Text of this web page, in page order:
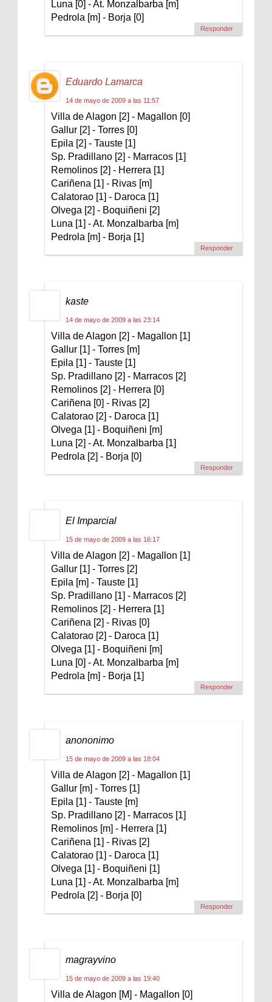
Luna [0] - At. Monzalbarba [m]
Pedrola [m] - Borja [0]
Responder
Eduardo Lamarca
14 de mayo de 2009 a las 11:57
Villa de Alagon [2] - Magallon [0]
Gallur [2] - Torres [0]
Epila [2] - Tauste [1]
Sp. Pradillano [2] - Marracos [1]
Remolinos [2] - Herrera [1]
Cariñena [1] - Rivas [m]
Calatorao [1] - Daroca [1]
Olvega [2] - Boquiñeni [2]
Luna [1] - At. Monzalbarba [m]
Pedrola [m] - Borja [1]
Responder
kaste
14 de mayo de 2009 a las 23:14
Villa de Alagon [2] - Magallon [1]
Gallur [1] - Torres [m]
Epila [1] - Tauste [1]
Sp. Pradillano [2] - Marracos [2]
Remolinos [2] - Herrera [0]
Cariñena [0] - Rivas [2]
Calatorao [2] - Daroca [1]
Olvega [1] - Boquiñeni [m]
Luna [2] - At. Monzalbarba [1]
Pedrola [2] - Borja [0]
Responder
El Imparcial
15 de mayo de 2009 a las 16:17
Villa de Alagon [2] - Magallon [1]
Gallur [1] - Torres [2]
Epila [m] - Tauste [1]
Sp. Pradillano [1] - Marracos [2]
Remolinos [2] - Herrera [1]
Cariñena [2] - Rivas [0]
Calatorao [2] - Daroca [1]
Olvega [1] - Boquiñeni [m]
Luna [0] - At. Monzalbarba [m]
Pedrola [m] - Borja [1]
Responder
anononimo
15 de mayo de 2009 a las 18:04
Villa de Alagon [2] - Magallon [1]
Gallur [m] - Torres [1]
Epila [1] - Tauste [m]
Sp. Pradillano [2] - Marracos [1]
Remolinos [m] - Herrera [1]
Cariñena [1] - Rivas [2]
Calatorao [1] - Daroca [1]
Olvega [1] - Boquiñeni [1]
Luna [1] - At. Monzalbarba [m]
Pedrola [2] - Borja [0]
Responder
magrayvino
15 de mayo de 2009 a las 19:40
Villa de Alagon [M] - Magallon [0]